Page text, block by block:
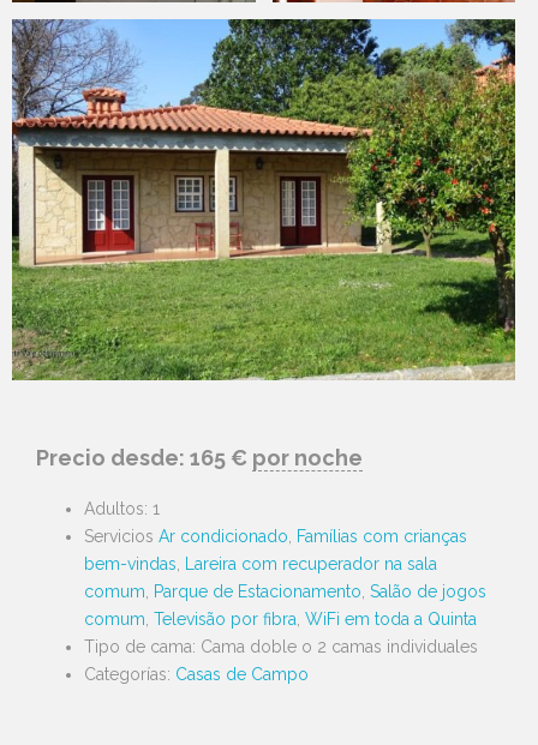
Precio desde: 165 € por noche
Adultos: 1
Servicios Ar condicionado
Famílias com crianças
bem-vindas
Lareira com recuperador na sala
comum
Parque de Estacionamento Salão de jogos
comum Televisão por fibra WiFi em toda a Quinta
Tipo de cama: Cama doble o 2 camas individuales
Categorías: Casas de Campo